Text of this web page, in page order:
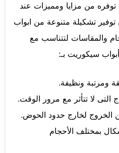
توفره من مزايا ومميزات عند
تشكيلة متنوعة من ابواب
والمقاسات لتتناسب مع
سيكوريت بـ:
ومرتبة ونظيفة.
التى لا تتأثر مع مرور الوقت.
الخروج لخارج حدود الحوض.
بمختلف الأحجام